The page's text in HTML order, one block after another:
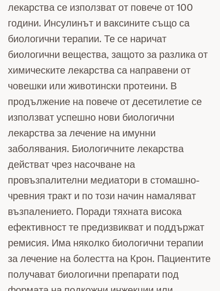
лекарства се използват от повече от 100
години. Инсулинът и ваксините също са
биологични терапии. Те се наричат
биологични вещества, защото за разлика от
химическите лекарства са направени от
човешки или животински протеини. В
продължение на повече от десетилетие се
използват успешно нови биологични
лекарства за лечение на имунни
заболявания. Биологичните лекарства
действат чрез насочване на
провъзпалителни медиатори в стомашно-
чревния тракт и по този начин намаляват
възпалението. Поради тяхната висока
ефективност те предизвикват и поддържат
ремисия. Има няколко биологични терапии
за лечение на болестта на Крон. Пациентите
получават биологични препарати под